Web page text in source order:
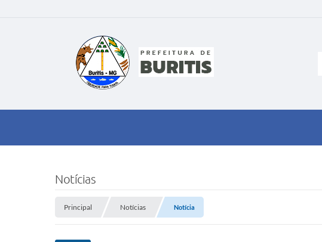
Notícias
Principal Notícias Notícia